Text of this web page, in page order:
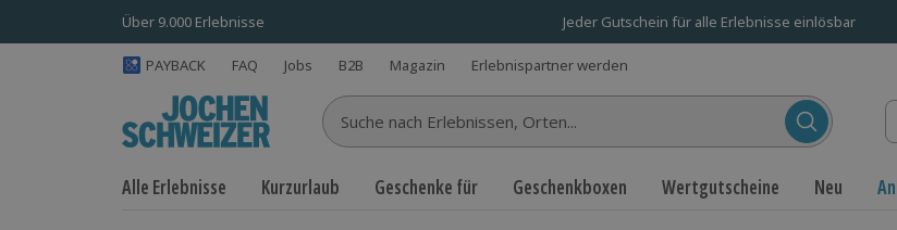
Über 9.000 Erlebnisse Jeder Gutschein für alle Erlebnisse einlösbar
PAYBACK FAQ Jobs B2B Magazin Erlebnispartner werden
Suche nach Erlebnissen...
Alle Erlebnisse Kurzurlaub Geschenke für Geschenkboxen Wertgutscheine Neu